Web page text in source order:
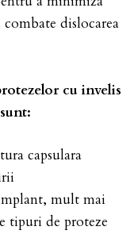
dislocarea
cu invelis
capsulara
mult mai
tipuri de proteze